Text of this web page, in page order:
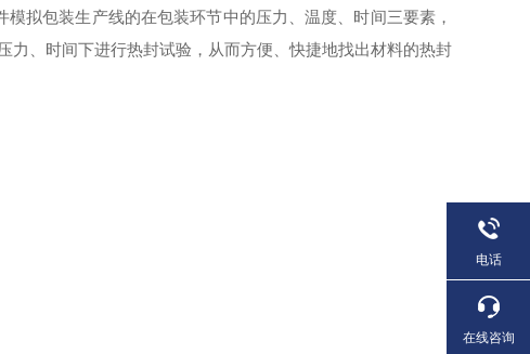
拟包装生产线的在包装环节中的压力、温度、时间三要素，
、时间下进行热封试验，从而方便、快捷地找出材料的热封
电话
在线咨询